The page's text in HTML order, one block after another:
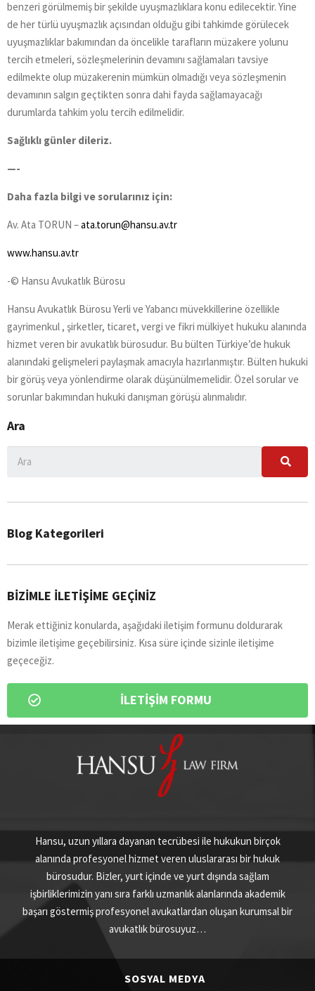
benzeri görülmemiş bir şekilde uyuşmazlıklara konu edilecektir. Yine
de her türlü uyuşmazlık açısından olduğu gibi tahkimde görülecek
uyuşmazlıklar bakımından da öncelikle tarafların müzakere yolunu
tercih etmeleri, sözleşmelerinin devamını sağlamaları tavsiye
edilmekte olup müzakerenin mümkün olmadığı veya sözleşmenin
devamının salgın geçtikten sonra dahi fayda sağlamayacağı
durumlarda tahkim yolu tercih edilmelidir.
Sağlıklı günler dileriz.
—-
Daha fazla bilgi ve sorularınız için:
Av. Ata TORUN –ata.torun@hansu.av.tr
www.hansu.av.tr
-© Hansu Avukatlık Bürosu
Hansu Avukatlık Bürosu Yerli ve Yabancı müvekkillerine özellikle
gayrimenkul , şirketler, ticaret, vergi ve fikri mülkiyet hukuku alanında
hizmet veren bir avukatlık bürosudur. Bu bülten Türkiye’de hukuk
alanındaki gelişmeleri paylaşmak amacıyla hazırlanmıştır. Bülten hukuki
bir görüş veya yönlendirme olarak düşünülmemelidir. Özel sorular ve
sorunlar bakımından hukuki danışman görüşü alınmalıdır.
Ara
Blog Kategorileri
BİZİMLE İLETİŞİME GEÇİNİZ​
Merak ettiğiniz konularda, aşağıdaki iletişim formunu doldurarak
bizimle iletişime geçebilirsiniz. Kısa süre içinde sizinle iletişime
geçeceğiz.
İLETİŞİM FORMU
Hansu, uzun yıllara dayanan tecrübesi ile hukukun birçok
alanında profesyonel hizmet veren uluslararası bir hukuk
bürosudur. Bizler, yurt içinde ve yurt dışında sağlam
işbirliklerimizin yanı sıra farklı uzmanlık alanlarında akademik
başarı göstermiş profesyonel avukatlardan oluşan kurumsal bir
avukatlık bürosuyuz…
SOSYAL MEDYA